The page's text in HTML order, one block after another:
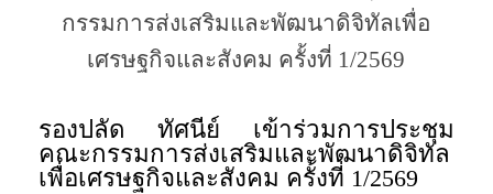
กรรมการส่งเสริมและพัฒนาดิจิทัลเพื่อ
เศรษฐกิจและสังคม ครั้งที่ 1/2569
รองปลัด ทัศนีย์ เข้าร่วมการประชุม
คณะกรรมการส่งเสริมและพัฒนาดิจิทัล
เพื่อเศรษฐกิจและสังคม ครั้งที่ 1/2569